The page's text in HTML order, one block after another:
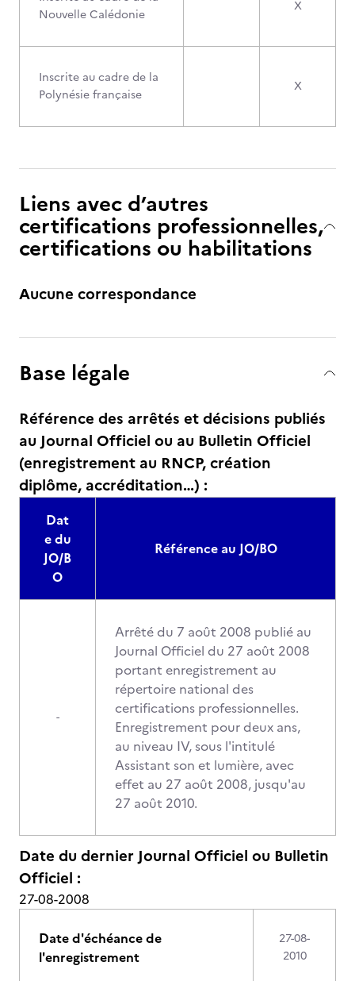
Nouvelle Calédonie
X
Inscrite au cadre de la
Polynésie française
X
Liens avec d’autres
certifications professionnelles,
certifications ou habilitations
Aucune correspondance
Base légale
Référence des arrêtés et décisions publiés
au Journal Officiel ou au Bulletin Officiel
(enregistrement au RNCP, création
diplôme, accréditation…) :
Dat
e du
JO/B
O
Référence au JO/BO
-
Arrêté du 7 août 2008 publié au
Journal Officiel du 27 août 2008
portant enregistrement au
répertoire national des
certifications professionnelles.
Enregistrement pour deux ans,
au niveau IV, sous l'intitulé
Assistant son et lumière, avec
effet au 27 août 2008, jusqu'au
27 août 2010.
Date du dernier Journal Officiel ou Bulletin
Officiel :
27-08-2008
Date d'échéance de
l'enregistrement
27-08-
2010